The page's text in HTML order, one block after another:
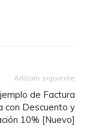
Artículo siguiente
de Factura
con Descuento y
10% [Nuevo]